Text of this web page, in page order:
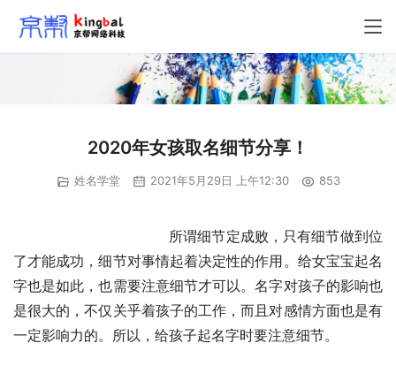
2020年女孩取名细节分享！
姓名学堂 2021年5月29日 上午12:30 853
了才能成功，细节对事情起着决定性的作用。给女宝宝起名
字也是如此，也需要注意细节才可以。名字对孩子的影响也
是很大的，不仅关乎着孩子的工作，而且对感情方面也是有
一定影响力的。所以，给孩子起名字时要注意细节。